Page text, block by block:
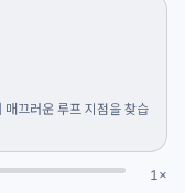
끄러운 루프 지점을 찾습
1×